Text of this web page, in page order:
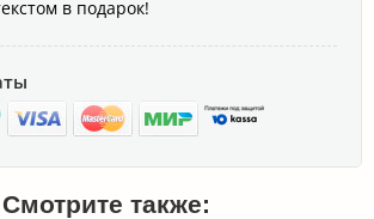
в подарок!
Смотрите также: